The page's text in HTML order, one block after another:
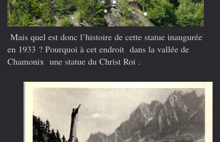
Mais quel est donc l’histoire de cette statue inaugurée
en 1933 ? Pourquoi à cet endroit dans la vallée de
Chamonix une statue du Christ Roi .